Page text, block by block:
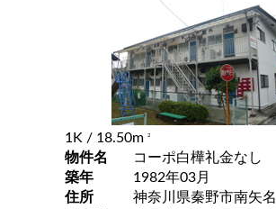
1K / 18.50m 2
物件名
コーポ白樺礼金なし
築年
1982年03月
住所
神奈川県秦野市南矢名